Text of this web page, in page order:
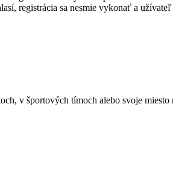
registrácia sa nesmie vykonať a
v športových tímoch alebo svoje miesto